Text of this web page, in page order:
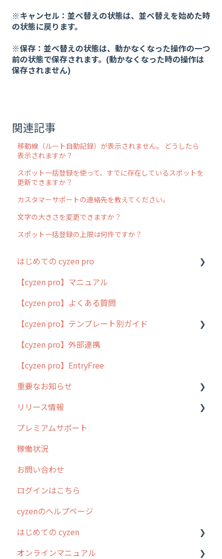
※キャンセル：並べ替えの状態は、並べ替えを始めた時
の状態に戻ります。
※保存：並べ替えの状態は、動かなくなった操作の一つ
前の状態で保存されます。(動かなくなった時の操作は
保存されません)
関連記事
移動線（ルート自動記録）が表示されません。 どうしたら
表示されますか？
スポット一括登録を使って、すでに存在しているスポットを
更新できますか？
カスタマーサポートの連絡先を教えてください。
文字の大きさを変更できますか？
スポット一括登録の上限は何件ですか？
はじめての cyzen pro
cyzen pro とは？
簡易マニュアル
cyzen proの位置情報取得について
用語集
よくある質問
【cyzen pro】マニュアル
【cyzen pro】よくある質問
【cyzen pro】テンプレート別ガイド
ポスティング
ラウンダー
メンテナンス
外廻り営業
清掃
不動産
【cyzen pro】外部連携
【cyzen pro】EntryFree
重要なお知らせ
過去の重要なお知らせ
障害情報
リリース情報
リリース
2026年のリリース情報
2025年のリリース情報
2024年のリリース情報
2023年のリリース情報
過去のリリース
2019年までのリリース情報
プレミアムサポート
稼働状況
お問い合わせ
ログインはこちら
cyzenのヘルプページ
はじめての cyzen
0. はじめてのcyzenの使い方
オンラインマニュアル